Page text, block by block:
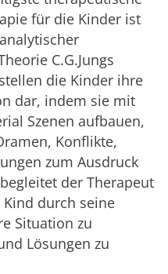
für die Kinder ist
C.G.Jungs
die Kinder ihre
dar, indem sie mit
Szenen aufbauen,
Konflikte,
zum Ausdruck
der Therapeut
durch seine
Situation zu
Lösungen zu